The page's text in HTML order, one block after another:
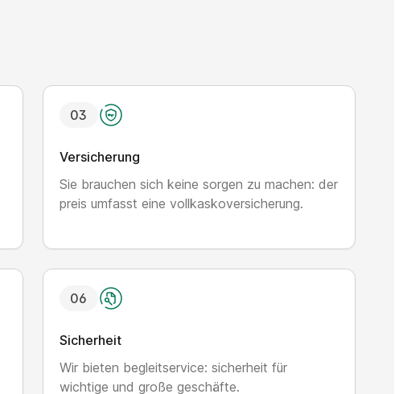
03
Versicherung
Sie brauchen sich keine sorgen zu machen: der
preis umfasst eine vollkaskoversicherung.
06
Sicherheit
Wir bieten begleitservice: sicherheit für
wichtige und große geschäfte.